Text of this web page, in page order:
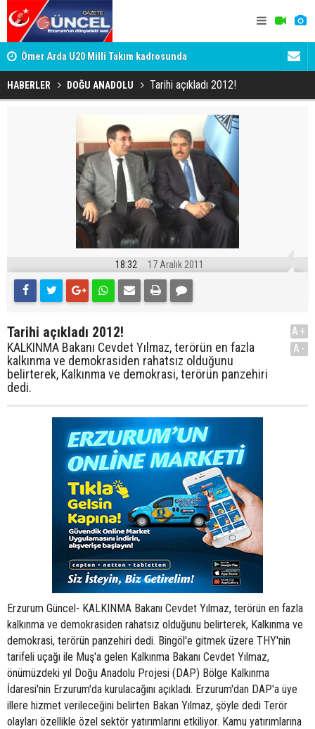
Ömer Arda U20 Millî Takım kadrosunda
HABERLER DOĞU ANADOLU Tarihi açıkladı 2012!
18:32 17 Aralık 2011
Tarihi açıkladı 2012!
KALKINMA Bakanı Cevdet Yılmaz, terörün en fazla
kalkınma ve demokrasiden rahatsız olduğunu
belirterek, Kalkınma ve demokrasi, terörün panzehiri
dedi.
A+
A-
Erzurum Güncel- KALKINMA Bakanı Cevdet Yılmaz, terörün en fazla
kalkınma ve demokrasiden rahatsız olduğunu belirterek, Kalkınma ve
demokrasi, terörün panzehiri dedi. Bingöl'e gitmek üzere THY'nin
tarifeli uçağı ile Muş'a gelen Kalkınma Bakanı Cevdet Yılmaz,
önümüzdeki yıl Doğu Anadolu Projesi (DAP) Bölge Kalkınma
İdaresi'nin Erzurum'da kurulacağını açıkladı. Erzurum'dan DAP'a üye
illere hizmet verileceğini belirten Bakan Yılmaz, şöyle dedi Terör
olayları özellikle özel sektör yatırımlarını etkiliyor. Kamu yatırımlarına